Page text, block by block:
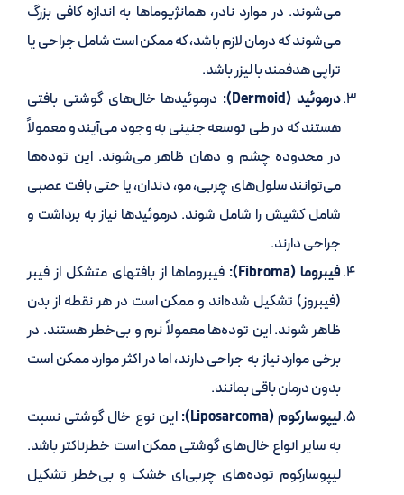
می‌شوند. در موارد نادر، همانژیوماها به اندازه کافی بزرگ
می‌شوند که درمان لازم باشد، که ممکن است شامل جراحی یا
تراپی هدفمند با لیزر باشد.
درموئید (Dermoid):
درموئید‌ها خال‌های گوشتی بافتی
هستند که در طی توسعه جنینی به وجود می‌آیند و معمولاً
در محدوده چشم و دهان ظاهر می‌شوند. این توده‌ها
می‌توانند سلول‌های چربی، مو، دندان، یا حتی بافت عصبی
شامل کشیش را شامل شوند. درموئید‌ها نیاز به برداشت و
جراحی دارند.
فیبروما (Fibroma):
فیبروماها از بافتهای متشکل از فیبر
(فیبروز) تشکیل شده‌اند و ممکن است در هر نقطه از بدن
ظاهر شوند. این توده‌ها معمولاً نرم و بی‌خطر هستند. در
برخی موارد نیاز به جراحی دارند، اما در اکثر موارد ممکن است
بدون درمان باقی بمانند.
لیپوسارکوم (Liposarcoma):
این نوع خال گوشتی نسبت
به سایر انواع خال‌های گوشتی ممکن است خطرناکتر باشد.
لیپوسارکوم توده‌های چربی‌ای خشک و بی‌خطر تشکیل